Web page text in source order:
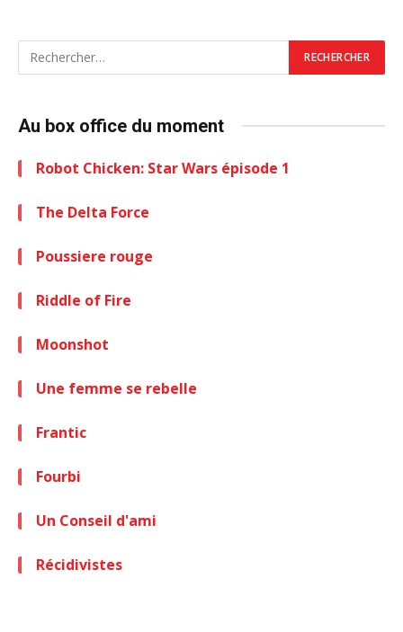
Au box office du moment
Robot Chicken: Star Wars épisode 1
The Delta Force
Poussiere rouge
Riddle of Fire
Moonshot
Une femme se rebelle
Frantic
Fourbi
Un Conseil d'ami
Récidivistes